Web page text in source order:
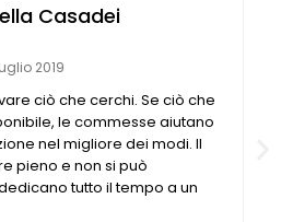
Casadei
2019
ciò che cerchi. Se ciò che
le commesse aiutano
nel migliore dei modi. Il
pieno e non si può
tutto il tempo a un